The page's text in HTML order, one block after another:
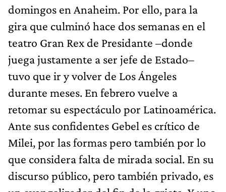
domingos en Anaheim. Por ello, para la
gira que culminó hace dos semanas en el
teatro Gran Rex de Presidante –donde
juega justamente a ser jefe de Estado–
tuvo que ir y volver de Los Ángeles
durante meses. En febrero vuelve a
retomar su espectáculo por Latinoamérica.
Ante sus confidentes Gebel es crítico de
Milei, por las formas pero también por lo
que considera falta de mirada social. En su
discurso público, pero también privado, es